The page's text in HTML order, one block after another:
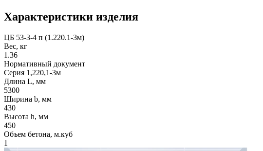
Характеристики изделия
ЦБ 53-3-4 п (1.220.1-3м)
Вес, кг
1.36
Нормативный документ
Серия 1,220,1-3м
Длина L, мм
5300
Ширина b, мм
430
Высота h, мм
450
Объем бетона, м.куб
1